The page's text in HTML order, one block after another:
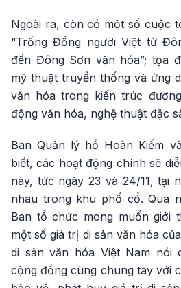
Ngoài ra, còn có một số cuộc
“Trống Đồng người Việt từ
đến Đông Sơn văn hóa”; tọa
mỹ thuật truyền thống và ứng
văn hóa trong kiến trúc
động văn hóa, nghệ thuật đặc
Ban Quản lý hồ Hoàn Kiếm
biết, các hoạt động chính sẽ
này, tức ngày 23 và 24/11, tại
nhau trong khu phố cổ. Qua
Ban tổ chức mong muốn giới
một số giá trị di sản văn hóa
di sản văn hóa Việt Nam nói
cộng đồng cùng chung tay với